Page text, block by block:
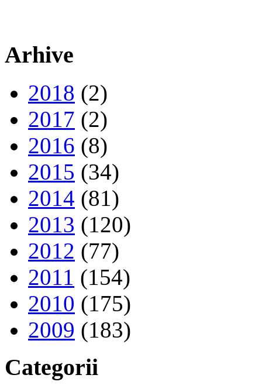
Arhive
2018 (2)
2017 (2)
2016 (8)
2015 (34)
2014 (81)
2013 (120)
2012 (77)
2011 (154)
2010 (175)
2009 (183)
Categorii